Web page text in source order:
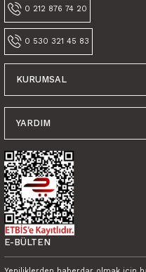
0 212 876 74 20
0 530 321 45 83
KURUMSAL
YARDIM
E-BÜLTEN